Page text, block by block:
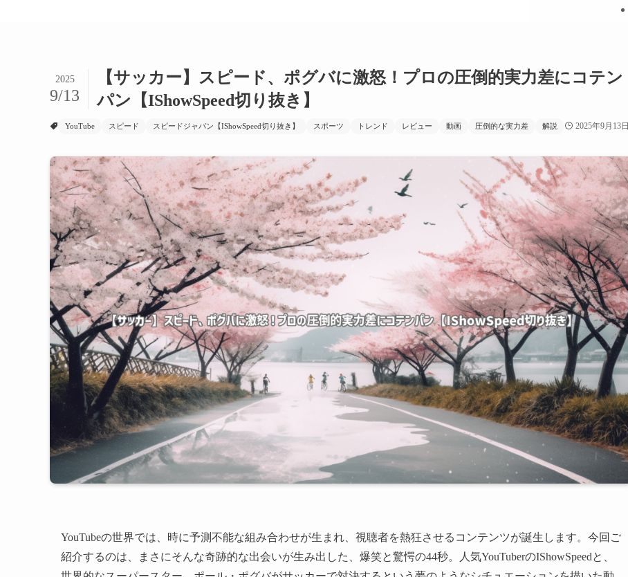
【サッカー】スピード、ポグバに激怒！プロの圧倒的実力差にコテン
パン【IShowSpeed切り抜き】
2025
9/13
YouTube スピード スピードジャパン【IShowSpeed切り抜き】 スポーツ トレンド レビュー 動画 圧倒的な実力差 解説 2025年9月13日
YouTubeの世界では、時に予測不能な組み合わせが生まれ、視聴者を熱狂させるコンテンツが誕生します。今回ご
紹介するのは、まさにそんな奇跡的な出会いが生み出した、爆笑と驚愕の44秒。人気YouTuberのIShowSpeedと、